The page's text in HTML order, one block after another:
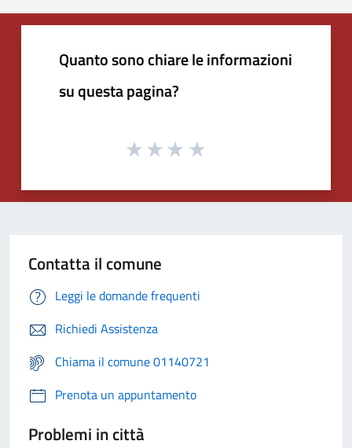
Quanto sono chiare le informazioni
su questa pagina?
Contatta il comune
Leggi le domande frequenti
Richiedi Assistenza
Chiama il comune 01140721
Prenota un appuntamento
Problemi in città